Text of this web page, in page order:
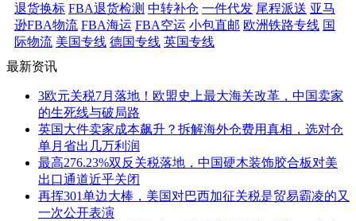
退货换标 FBA退货检测 中转补仓 一件代发 尾程派送 亚马
逊FBA物流 FBA海运 FBA空运 小包直邮 欧洲铁路专线 国
际物流 美国专线 德国专线 英国专线
最新资讯
3欧元关税7月落地！欧盟史上最大海关改革，中国卖家
的生死线与破局路
英国大件卖家成本飙升？拆解海外仓费用真相，选对仓
单月省出几万利润
最高276.23%双反关税落地，中国硬木装饰胶合板对美
出口通道近乎关闭
再挥301单边大棒，美国对巴西加征关税是贸易霸凌的又
一次公开表演